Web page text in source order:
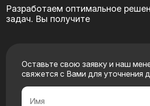
Разработаем оптимальное
задач. Вы получите
Оставьте свою заявку и наш
свяжется с Вами для уточнения